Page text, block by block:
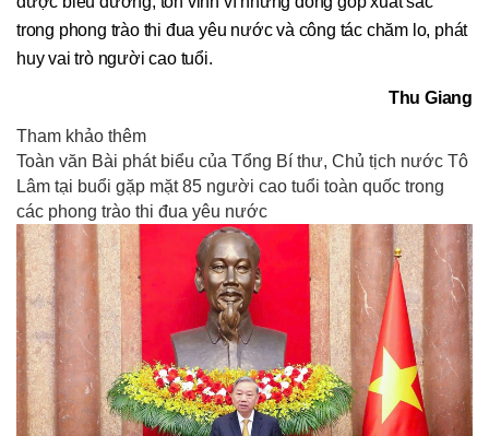
trong phong trào thi đua yêu nước và công tác chăm lo, phát
huy vai trò người cao tuổi.
Thu Giang
Tham khảo thêm
Toàn văn Bài phát biểu của Tổng Bí thư, Chủ tịch nước Tô
Lâm tại buổi gặp mặt 85 người cao tuổi toàn quốc trong
các phong trào thi đua yêu nước